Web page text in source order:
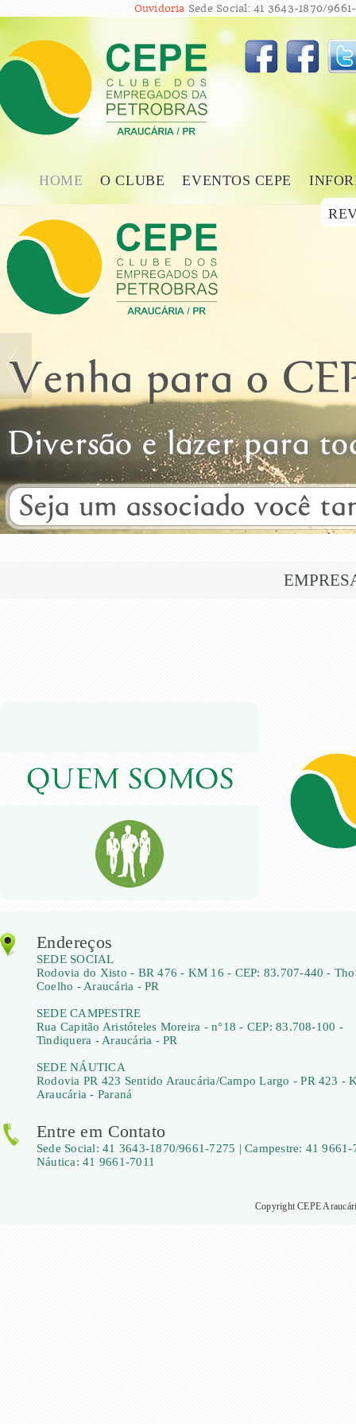
Ouvidoria Sede Social: 41 3643-1870/
HOME O CLUBE EVENTOS CEPE
Endereços
SEDE SOCIAL
Rodovia do Xisto - BR 476 - KM 16 - CEP: 83.707-440 -
Coelho - Araucária - PR
SEDE CAMPESTRE
Rua Capitão Aristóteles Moreira - n°18 - CEP: 83.708-100 -
Tindiquera - Araucária - PR
SEDE NÁUTICA
Rodovia PR 423 Sentido Araucária/Campo Largo - PR 423 -
Araucária - Paraná
Entre em Contato
Sede Social: 41 3643-1870/9661-7275 | Campestre: 41 9661-
Náutica: 41 9661-7011
Copyright CEPE